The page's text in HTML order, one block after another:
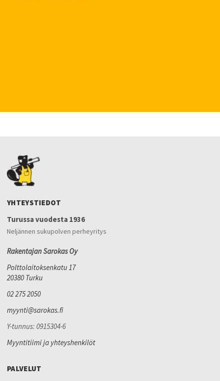
YHTEYSTIEDOT
Turussa vuodesta 1936
Neljännen sukupolven perheyritys
Rakentajan Sarokas Oy
Polttolaitoksenkatu 17
20380 Turku
02 275 2050
myynti@sarokas.fi
Y-tunnus: 0915304-6
Myyntitiimi ja yhteyshenkilöt
PALVELUT